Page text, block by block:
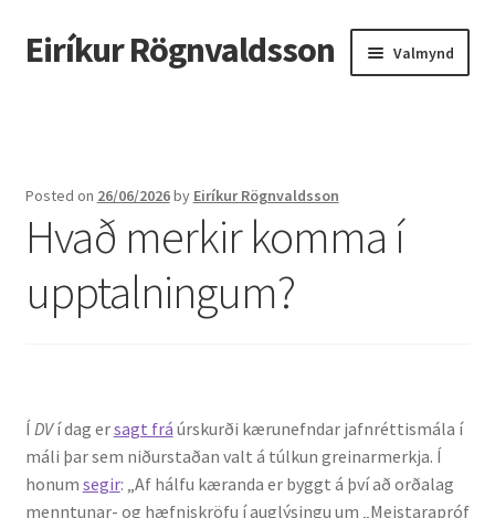
Fara
beint
Hoppa
yfir
Eiríkur Rögnvaldsson Valmynd
Ætt
Líf og starf
Kennd námskeið
Posted on 26/06/2026by Eiríkur Rögnvaldsson
Hvað merkir komma í
upptalningum?
Í DVí dag ersagt frá úrskurði kærunefndar jafnréttismála í
máli þar sem niðurstaðan valt á túlkun greinarmerkja. Í
honum segir: „Af hálfu kæranda er byggt á því að orðalag
menntunar- og hæfniskröfu í auglýsingu um „Meistarapróf